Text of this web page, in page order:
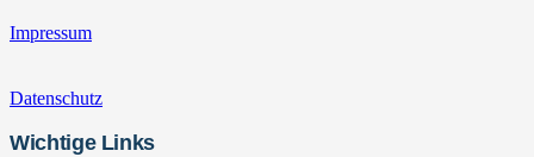
Impressum
Datenschutz
Wichtige Links